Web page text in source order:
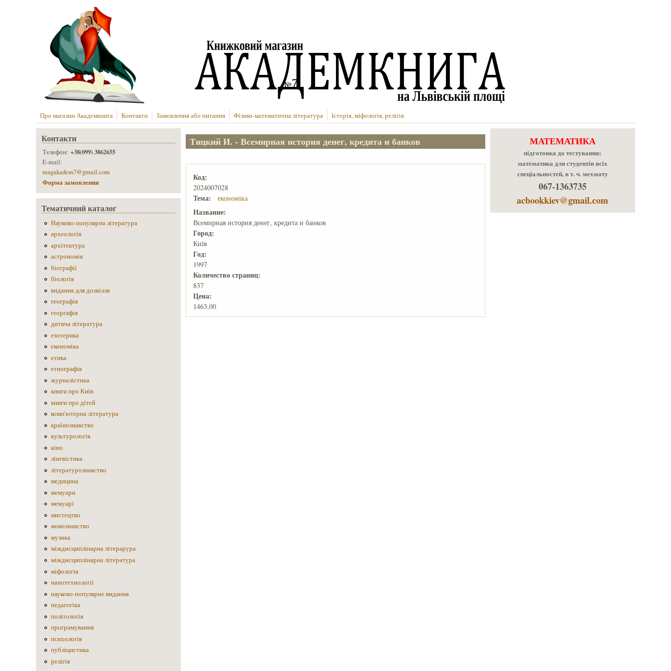
Про магазин Академкнига Контакти Замовлення або питання Фізико-математична література Історія, міфологія, релігія
Тицкий И. - Всемирная история денег, кредита и банков
Код:
2024007028
Тема: економіка
Название:
Всемирная история денег, кредита и банков
Город:
Київ
Год:
1997
Количеcтво страниц:
837
Цена:
1463,00
Контакти
Телефон:+38(099) 3862655
E-mail:
magakadem7@gmail.com
Форма замовлення
Тематичний каталог
Науково-популярна література
археологія
архітектура
астрономія
біографії
біологія
видання для дозвілля
географія
георгафія
дитяча література
езотерика
економіка
етика
етнографія
журналістика
книги про Київ
книги про дітей
комп'ютерна література
країнознавство
культурологія
кіно
лінгвістика
літературознавство
медицина
мемуари
мемуарі
мистецтво
мовознавство
музика
міждисциплінарна літерарура
міждисциплінарна література
міфологія
нанотехнології
науково-популярне видання
педагогіка
політологія
програмування
психологія
публіцистика
релігія
МАТЕМАТИКА
підготовка до тестування;
математика для студентів всіх
спеціальностей, в т. ч. мехмату
067-1363735
acbookkiev@gmail.com